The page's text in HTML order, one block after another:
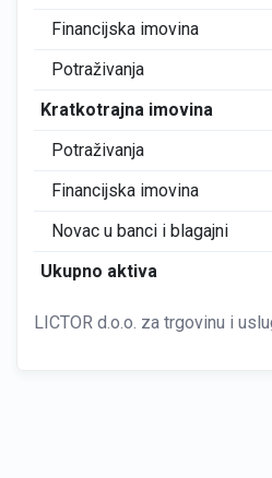
Financijska imovina
Potraživanja
Kratkotrajna imovina
Potraživanja
Financijska imovina
Novac u banci i blagajni
Ukupno aktiva
LICTOR d.o.o. za trgovinu i